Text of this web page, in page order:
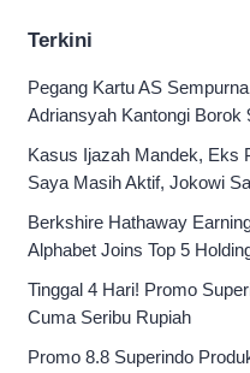
Terkini
Pegang Kartu AS
Adriansyah Kantongi Borok
Kasus Ijazah Mandek, Eks
Saya Masih Aktif, Jokowi
Berkshire Hathaway
Alphabet Joins Top 5
Tinggal 4 Hari! Promo
Cuma Seribu Rupiah
Promo 8.8 Superindo